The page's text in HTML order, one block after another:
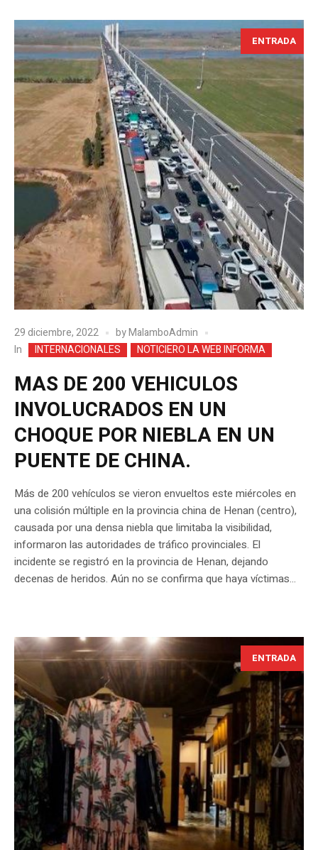
ENTRADA
29 diciembre, 2022 byMalamboAdmin
In
INTERNACIONALES NOTICIERO LA WEB INFORMA
MAS DE 200 VEHICULOS
INVOLUCRADOS EN UN
CHOQUE POR NIEBLA EN UN
PUENTE DE CHINA.
Más de 200 vehículos se vieron envueltos este miércoles en
una colisión múltiple en la provincia china de Henan (centro),
causada por una densa niebla que limitaba la visibilidad,
informaron las autoridades de tráfico provinciales. El
incidente se registró en la provincia de Henan, dejando
decenas de heridos. Aún no se confirma que haya víctimas...
ENTRADA